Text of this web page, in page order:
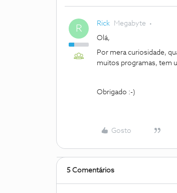
R Rick Megabyte
Olá,
Por mera curiosidade,
muitos programas, tem
Obrigado :-)
Gosto
5 Comentários